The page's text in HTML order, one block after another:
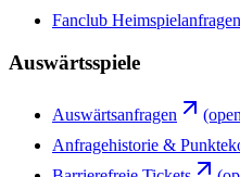
Fanclub Heimspielanfragen
Auswärtsspiele
Auswärtsanfragen
Anfragehistorie &